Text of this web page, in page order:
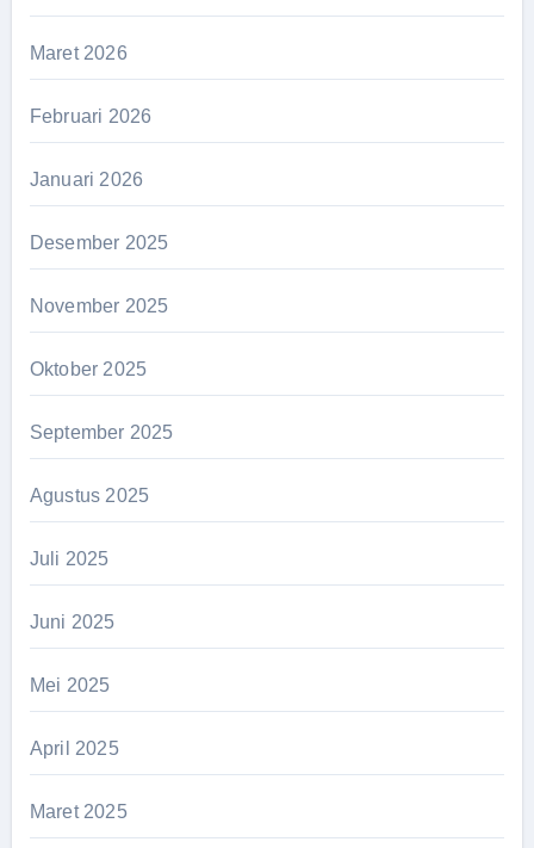
Maret 2026
Februari 2026
Januari 2026
Desember 2025
November 2025
Oktober 2025
September 2025
Agustus 2025
Juli 2025
Juni 2025
Mei 2025
April 2025
Maret 2025